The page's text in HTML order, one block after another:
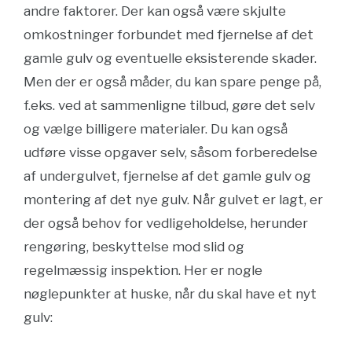
andre faktorer. Der kan også være skjulte
omkostninger forbundet med fjernelse af det
gamle gulv og eventuelle eksisterende skader.
Men der er også måder, du kan spare penge på,
f.eks. ved at sammenligne tilbud, gøre det selv
og vælge billigere materialer. Du kan også
udføre visse opgaver selv, såsom forberedelse
af undergulvet, fjernelse af det gamle gulv og
montering af det nye gulv. Når gulvet er lagt, er
der også behov for vedligeholdelse, herunder
rengøring, beskyttelse mod slid og
regelmæssig inspektion. Her er nogle
nøglepunkter at huske, når du skal have et nyt
gulv: